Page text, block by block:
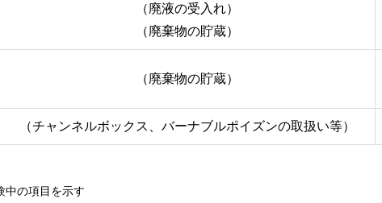
（廃液の受入れ）
（廃棄物の貯蔵）
（廃棄物の貯蔵）
（チャンネルボックス、バーナブルポイズンの取扱い等）
中の項目を示す